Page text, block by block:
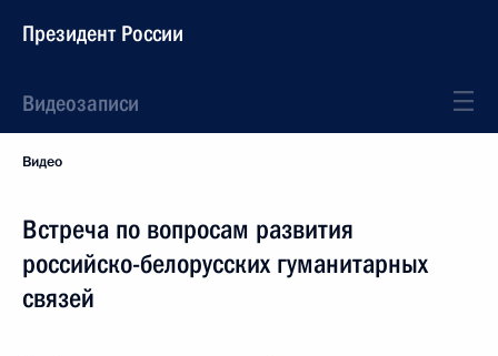
Президент России
Видеозаписи
Видео
Встреча по вопросам развития
российско-белорусских гуманитарных
связей